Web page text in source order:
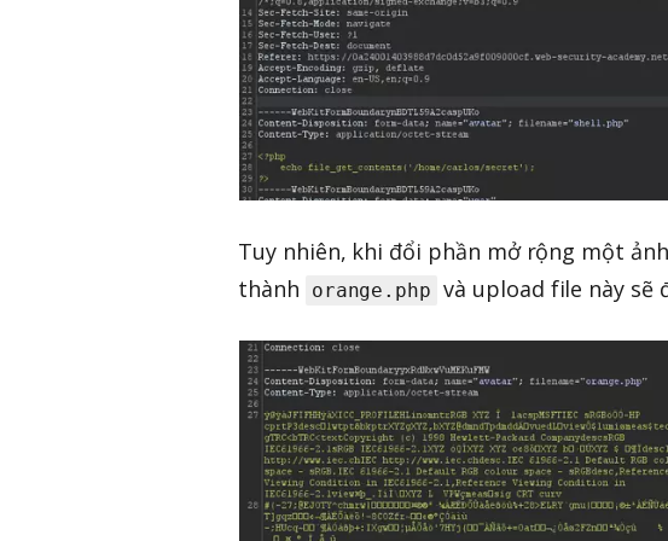
Tuy nhiên, khi đổi phần mở rộng một
thành orange.php và upload file này sẽ